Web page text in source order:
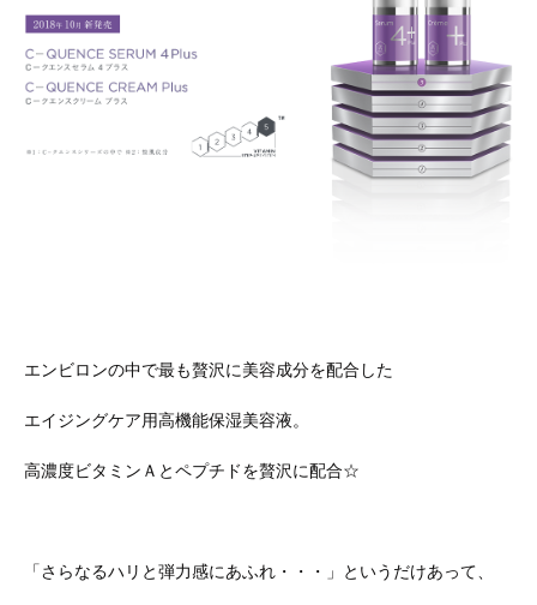
エンビロンの中で最も贅沢に美容成分を配合した
エイジングケア用高機能保湿美容液。
高濃度ビタミンＡとペプチドを贅沢に配合☆
「さらなるハリと弾力感にあふれ・・・」というだけあって、